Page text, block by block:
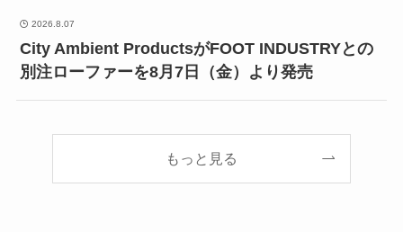
2026.8.07
City Ambient ProductsがFOOT INDUSTRYとの
別注ローファーを8月7日（金）より発売
もっと見る